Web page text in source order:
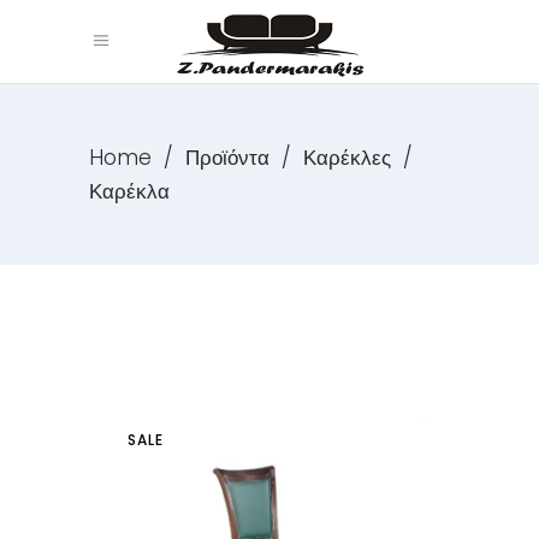
Home / Προϊόντα / Καρέκλες /
Καρέκλα
SALE